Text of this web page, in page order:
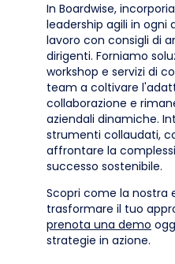
In Boardwise,
leadership agili in ogni
lavoro con consigli di
dirigenti. Forniamo
workshop e servizi di
team a coltivare
collaborazione e
aziendali dinamiche.
strumenti collaudati,
affrontare la
successo sostenibile.
Scopri come la nostra
trasformare il tuo
prenota una demo
strategie in azione.